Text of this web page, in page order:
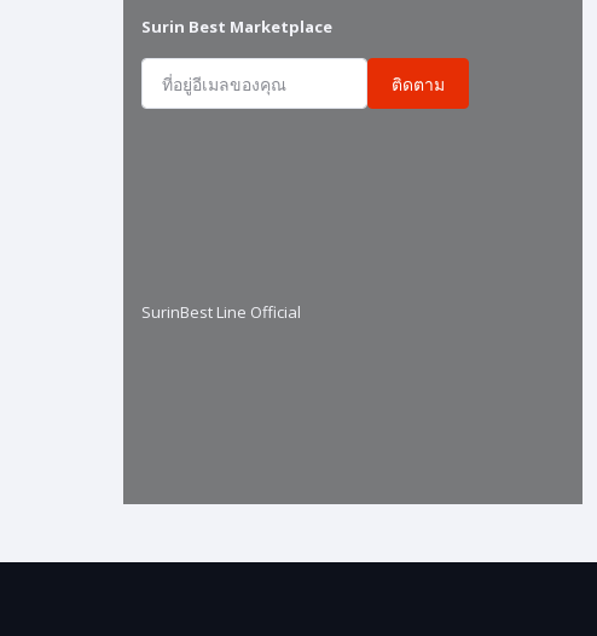
Surin Best Marketplace
ติดตาม
SurinBest Line Official